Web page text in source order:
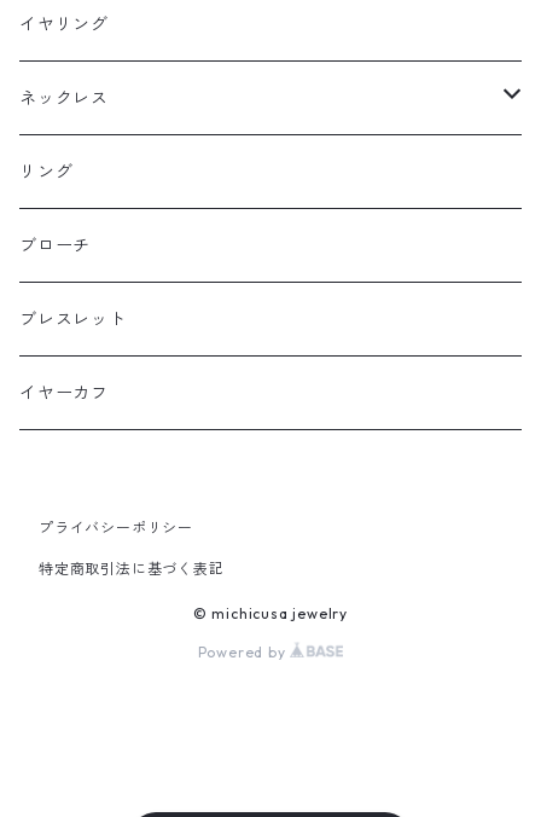
フックピアス
スタッドピアス
ニュースタイル
イヤリング
ネックレス
ラージサイズ
ミドルサイズ
プチサイズ
横長タイプ
リング
ブローチ
ブレスレット
イヤーカフ
プライバシーポリシー
特定商取引法に基づく表記
© michicusa jewelry
Powered by